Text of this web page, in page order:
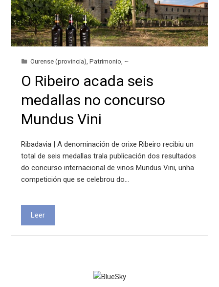
Ourense (provincia) ,Patrimonio ~
O Ribeiro acada seis
medallas no concurso
Mundus Vini
Ribadavia | A denominación de orixe Ribeiro recibiu un
total de seis medallas trala publicación dos resultados
do concurso internacional de vinos Mundus Vini, unha
competición que se celebrou do…
Leer